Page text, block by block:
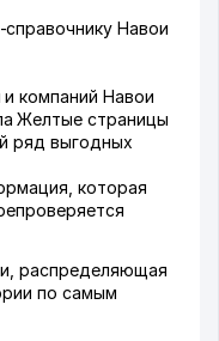
Навои
компаний Навои
Желтые страницы
ряд выгодных
которая
распределяющая
по самым